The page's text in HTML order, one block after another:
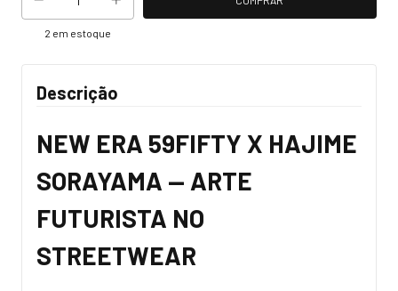
2 em estoque
Descrição
NEW ERA 59FIFTY X HAJIME
SORAYAMA — ARTE
FUTURISTA NO
STREETWEAR